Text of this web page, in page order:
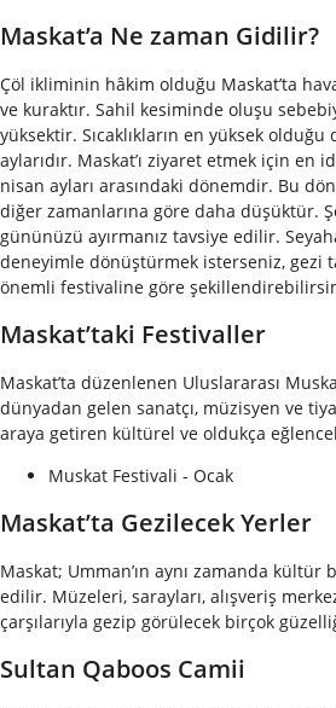
Maskat’a Ne zaman Gidilir?
Çöl ikliminin hâkim olduğu Maskat’ta
ve kuraktır. Sahil kesiminde oluşu
yüksektir. Sıcaklıkların en yüksek
aylarıdır. Maskat’ı ziyaret etmek için en
nisan ayları arasındaki dönemdir. Bu
diğer zamanlarına göre daha düşüktür.
gününüzü ayırmanız tavsiye edilir.
deneyimle dönüştürmek isterseniz, gezi
önemli festivaline göre
Maskat’taki Festivaller
Maskat’ta düzenlenen Uluslararası
dünyadan gelen sanatçı, müzisyen ve
araya getiren kültürel ve oldukça
Muskat Festivali - Ocak
Maskat’ta Gezilecek Yerler
Maskat; Umman’ın aynı zamanda
edilir. Müzeleri, sarayları, alışveriş
çarşılarıyla gezip görülecek birçok
Sultan Qaboos Camii